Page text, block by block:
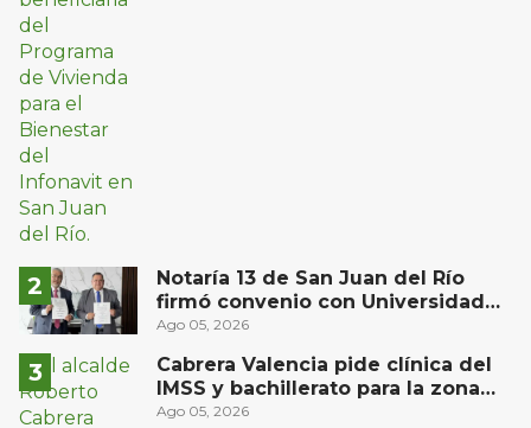
Notaría 13 de San Juan del Río
firmó convenio con Universidad
Privada del Bajío para recibir
Ago 05, 2026
Cabrera Valencia pide clínica del
IMSS y bachillerato para la zona
oriente de San Juan del Río
Ago 05, 2026